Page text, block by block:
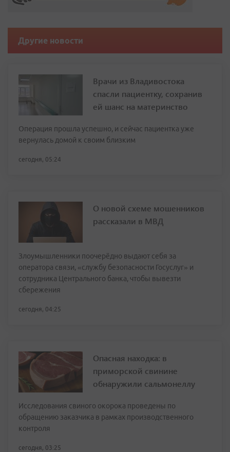
Другие новости
Врачи из Владивостока
спасли пациентку, сохранив
ей шанс на материнство
Операция прошла успешно, и сейчас пациентка уже
вернулась домой к своим близким
сегодня, 05:24
О новой схеме мошенников
рассказали в МВД
Злоумышленники поочерёдно выдают себя за
оператора связи, «службу безопасности Госуслуг» и
сотрудника Центрального банка, чтобы вывезти
сбережения
сегодня, 04:25
Опасная находка: в
приморской свинине
обнаружили сальмонеллу
Исследования свиного окорока проведены по
обращению заказчика в рамках производственного
контроля
сегодня, 03:25